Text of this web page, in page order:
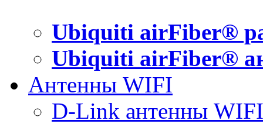
Ubiquiti airFiber®
Ubiquiti airFiber®
Антенны WIFI
D-Link антенны WIFI